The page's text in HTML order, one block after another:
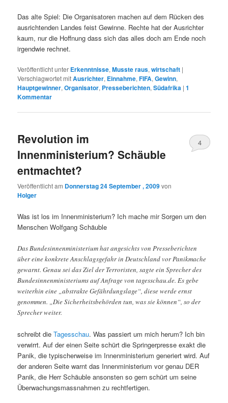
Das alte Spiel: Die Organisatoren machen auf dem Rücken des
ausrichtenden Landes feist Gewinne. Rechte hat der Ausrichter
kaum, nur die Hoffnung dass sich das alles doch am Ende noch
irgendwie rechnet.
Veröffentlicht unter Erkenntnisse,Musste raus,wirtschaft |
Verschlagwortet mitAusrichter, Einnahme,FIFA,Gewinn,
Hauptgewinner,Organisator, Presseberichten,Südafrika |1
Kommentar
Revolution im
Innenministerium? Schäuble
entmachtet?
Veröffentlicht am Donnerstag 24 September , 2009von
Holger
4
Was ist los im Innenministerium? Ich mache mir Sorgen um den
Menschen Wolfgang Schäuble
Das Bundesinnenministerium hat angesichts von Presseberichten
über eine konkrete Anschlagsgefahr in Deutschland vor Panikmache
gewarnt. Genau sei das Ziel der Terroristen, sagte ein Sprecher des
Bundesinnenministeriums auf Anfrage von tagesschau.de. Es gebe
weiterhin eine „abstrakte Gefährdungslage“, diese werde ernst
genommen. „Die Sicherheitsbehörden tun, was sie können“, so der
Sprecher weiter.
schreibt dieTagesschau. Was passiert um mich herum? Ich bin
verwirrt. Auf der einen Seite schürt die Springerpresse exakt die
Panik, die typischerweise im Innenministerium generiert wird. Auf
der anderen Seite warnt das Innenministerium vor genau DER
Panik, die Herr Schäuble ansonsten so gern schürt um seine
Überwachungsmassnahmen zu rechtfertigen.